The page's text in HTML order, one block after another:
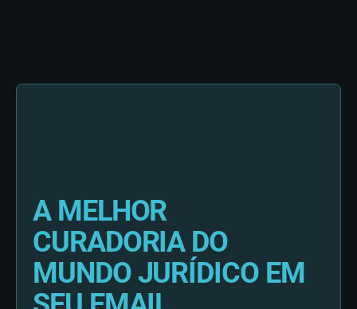
A MELHOR
CURADORIA DO
MUNDO JURÍDICO EM